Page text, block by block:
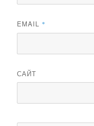
EMAIL *
САЙТ